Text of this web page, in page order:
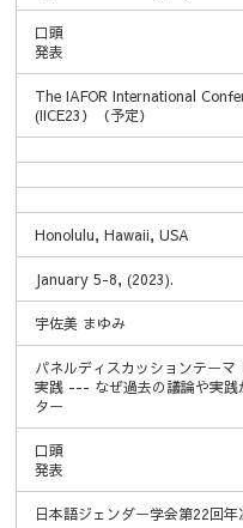
口頭
発表
The IAFOR International
(IICE23）（予定）
Honolulu, Hawaii, USA
January 5-8, (2023).
宇佐美 まゆみ
パネルディスカッションテー
実践 --- なぜ過去の議論や実
ター
口頭
発表
日本語ジェンダー学会第22回年